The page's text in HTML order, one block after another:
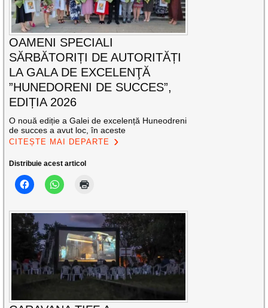
OAMENI SPECIALI
SĂRBĂTORIȚI DE AUTORITĂȚI
LA GALA DE EXCELENŢĂ
”HUNEDORENI DE SUCCES”,
EDIȚIA 2026
O nouă ediție a Galei de excelență Huneodreni
de succes a avut loc, în aceste
CITEȘTE MAI DEPARTE
Distribuie acest articol